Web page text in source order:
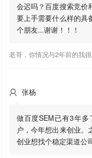
会迟吗？百度搜索竞价
要上手需要什么样的具
个朋友...谢谢！！！
 张杨
做百度SEM已有3年
户，今年想出来创业
创业想找个稳定渠道公